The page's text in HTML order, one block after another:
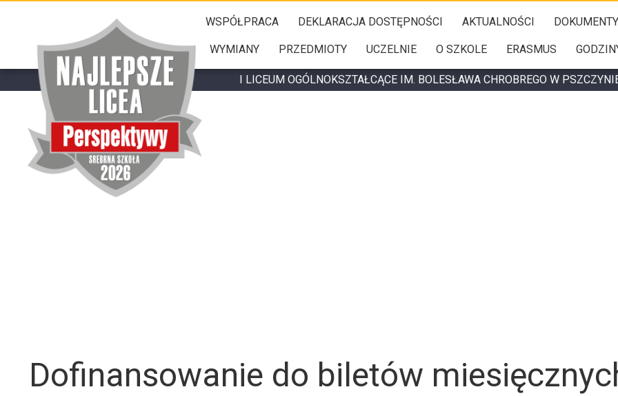
WSPÓŁPRACA DEKLARACJA DOSTĘPNOŚCI AKTUALNOŚCI DOKUMENTY
WYMIANY PRZEDMIOTY UCZELNIE O SZKOLE ERASMUS
I LICEUM OGÓLNOKSZTAŁCĄCE IM. BOLESŁAWA CHROBREGO W
Dofinansowanie do biletów